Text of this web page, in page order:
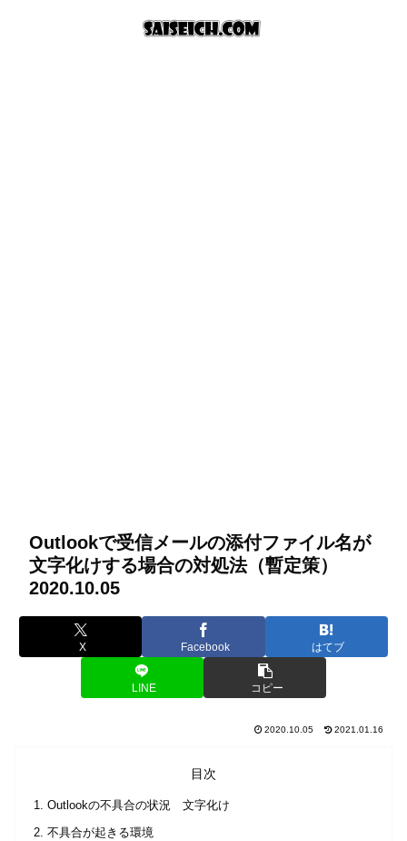
Outlookで受信メールの添付ファイル名が
文字化けする場合の対処法（暫定策）
2020.10.05
X Facebook はてブ
LINE コピー
2020.10.05 2021.01.16
目次
Outlookの不具合の状況 文字化け
不具合が起きる環境